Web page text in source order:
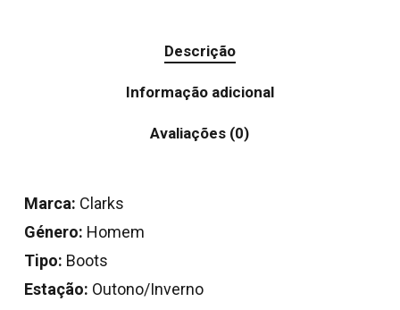
Descrição
Informação adicional
Avaliações (0)
Marca: Clarks
Género: Homem
Tipo: Boots
Estação: Outono/Inverno